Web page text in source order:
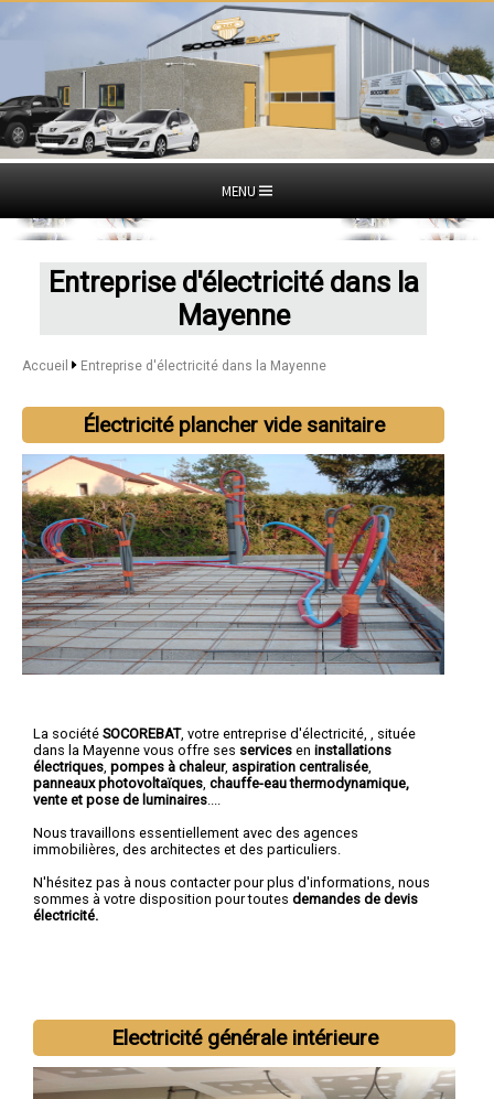
MENU
Entreprise d'électricité dans la
Mayenne
Accueil Entreprise d'électricité dans la Mayenne
Électricité plancher vide sanitaire
La société SOCOREBAT, votre entreprise d'électricité,
, située
dans la Mayenne vous offre ses services en installations
électriques pompes à chaleur, aspiration centralisée
panneaux photovoltaïques chauffe-eau thermodynamique,
vente et pose de luminaires
Nous travaillons essentiellement avec des agences
immobilières, des architectes et des particuliers.
N'hésitez pas à nous contacter pour plus d'informations, nous
sommes à votre disposition pour toutes demandes de devis
électricité.
Electricité générale intérieure